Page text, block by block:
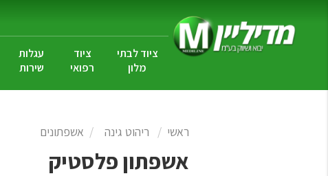
ציוד לבתי
מלון
ציוד
רפואי
עגלות
שירות
ראשי ריהוט גינה אשפתונים
אשפתון פלסטיק